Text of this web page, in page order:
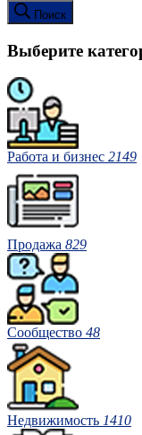
Поиск
Выберите
Работа и бизнес 2149
Продажа 829
Сообщество 48
Недвижимость 1410